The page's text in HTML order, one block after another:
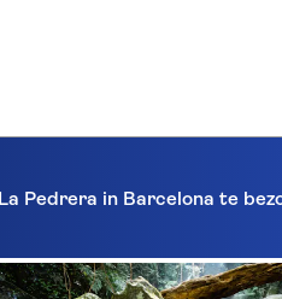
Pedrera in Barcelona te